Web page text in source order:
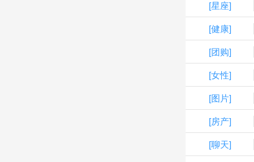
[星座]
[健康]
[团购]
[女性]
[图片]
[房产]
[聊天]